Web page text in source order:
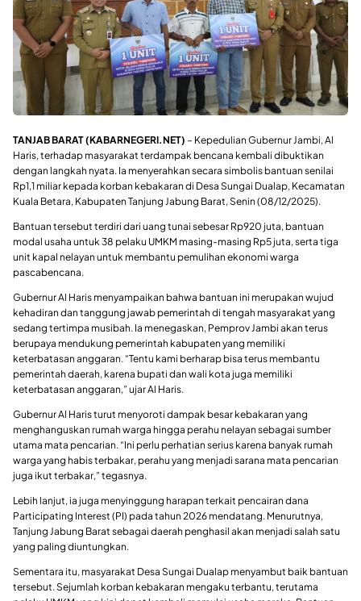
TANJAB BARAT (KABARNEGERI.NET) – Kepedulian Gubernur Jambi, Al
Haris, terhadap masyarakat terdampak bencana kembali dibuktikan
dengan langkah nyata. Ia menyerahkan secara simbolis bantuan senilai
Rp1,1 miliar kepada korban kebakaran di Desa Sungai Dualap, Kecamatan
Kuala Betara, Kabupaten Tanjung Jabung Barat, Senin (08/12/2025).
Bantuan tersebut terdiri dari uang tunai sebesar Rp920 juta, bantuan
modal usaha untuk 38 pelaku UMKM masing-masing Rp5 juta, serta tiga
unit kapal nelayan untuk membantu pemulihan ekonomi warga
pascabencana.
Gubernur Al Haris menyampaikan bahwa bantuan ini merupakan wujud
kehadiran dan tanggung jawab pemerintah di tengah masyarakat yang
sedang tertimpa musibah. Ia menegaskan, Pemprov Jambi akan terus
berupaya mendukung pemerintah kabupaten yang memiliki
keterbatasan anggaran. “Tentu kami berharap bisa terus membantu
pemerintah daerah, karena bupati dan wali kota juga memiliki
keterbatasan anggaran,” ujar Al Haris.
Gubernur Al Haris turut menyoroti dampak besar kebakaran yang
menghanguskan rumah warga hingga perahu nelayan sebagai sumber
utama mata pencarian. “Ini perlu perhatian serius karena banyak rumah
warga yang habis terbakar, perahu yang menjadi sarana mata pencarian
juga ikut terbakar,” tegasnya.
Lebih lanjut, ia juga menyinggung harapan terkait pencairan dana
Participating Interest (PI) pada tahun 2026 mendatang. Menurutnya,
Tanjung Jabung Barat sebagai daerah penghasil akan menjadi salah satu
yang paling diuntungkan.
Sementara itu, masyarakat Desa Sungai Dualap menyambut baik bantuan
tersebut. Sejumlah korban kebakaran mengaku terbantu, terutama